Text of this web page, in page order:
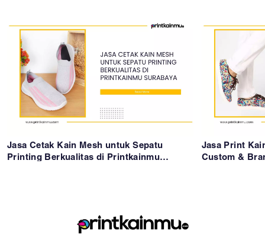
Jasa Cetak Kain Mesh untuk Sepatu
Printing Berkualitas di Printkainmu
Jasa Print
Custom &